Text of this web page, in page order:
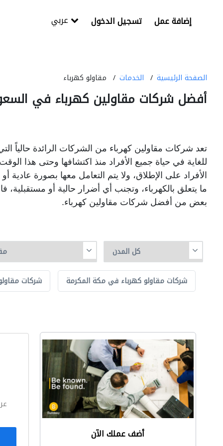
تسجيل الدخول إضافة عمل
الصفحة الرئيسية الخدمات مقاولو كهرباء
أفضل شركات مقاولين كهرباء في
تعد شركات مقاولين كهرباء من الشركات الرائدة حالياً
للغاية في حياة جميع الأفراد منذ اكتشافها وحتى هذا
الأفراد على الإطلاق، ولا يتم التعامل معها بصورة عادية
ما يتعلق بالكهرباء، وتجنب أي أضرار حالية أو
بعض من أفضل شركات مقاولين كهرباء.
شركات شركات مقاولو كهرباء في مكة المكرمة
أضف عملك الآن